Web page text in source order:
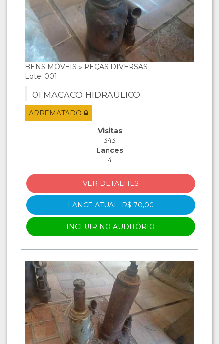
BENS MÓVEIS » PEÇAS DIVERSAS
Lote: 001
01 MACACO HIDRAULICO
ARREMATADO
Visitas
343
Lances
4
VER DETALHES
LANCE ATUAL: R$ 70,00
INCLUIR NO AUDITÓRIO